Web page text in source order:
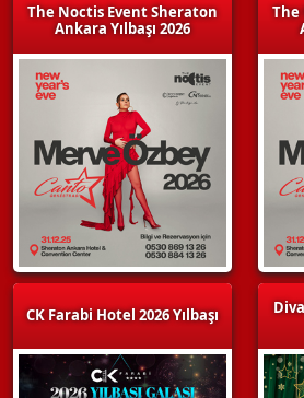
The Noctis Event Sheraton
Ankara Yılbaşı 2026
CK Farabi Hotel 2026 Yılbaşı
The